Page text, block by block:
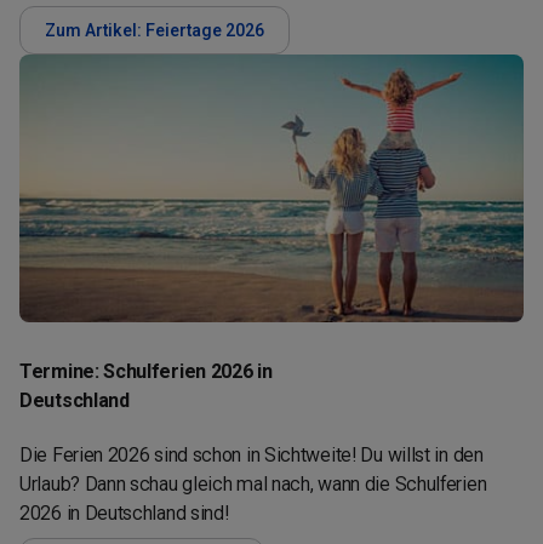
Zum Artikel: Feiertage 2026
Termine: Schulferien 2026 in
Deutschland
Die Ferien 2026 sind schon in Sichtweite! Du willst in den
Urlaub? Dann schau gleich mal nach, wann die Schulferien
2026 in Deutschland sind!